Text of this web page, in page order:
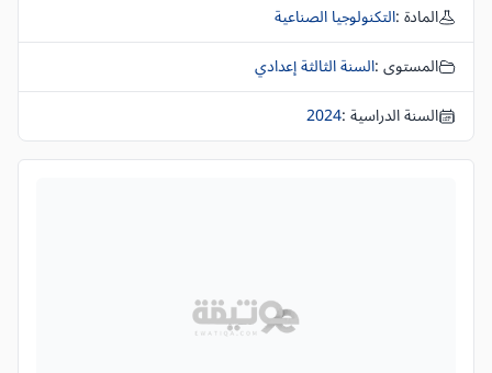
المادة :التكنولوجيا الصناعية
المستوى :السنة الثالثة إعدادي
السنة الدراسية :2024